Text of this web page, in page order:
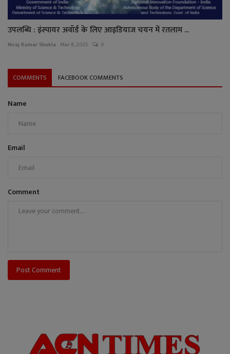
उपलब्धि : इंस्पायर अवॉर्ड के लिए आइडियाज चयन में रतलाम ...
Niraj Kumar Shukla Mar 8, 2025 0
COMMENTS FACEBOOK COMMENTS
Name
Email
Comment
Post Comment